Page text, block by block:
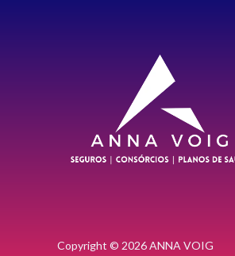
Copyright © 2026 ANNA VOIG